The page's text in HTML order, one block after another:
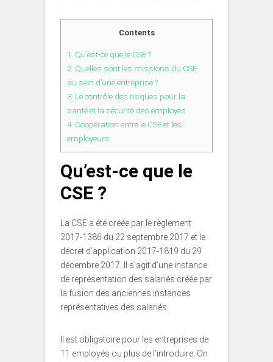
Contents
1. Qu’est-ce que le CSE ?
2. Quelles sont les missions du CSE
au sein d’une entreprise ?
3. Le contrôle des risques pour la
santé et la sécurité des employés
4. Coopération entre le CSE et les
employeurs
Qu’est-ce que le
CSE ?
La CSE a été créée par le règlement
2017-1386 du 22 septembre 2017 et le
décret d’application 2017-1819 du 29
décembre 2017. Il s’agit d’une instance
de représentation des salariés créée par
la fusion des anciennes instances
représentatives des salariés.
Il est obligatoire pour les entreprises de
11 employés ou plus de l’introduire. On